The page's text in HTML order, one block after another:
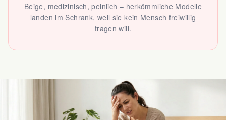
Beige, medizinisch, peinlich – herkömmliche Modelle
landen im Schrank, weil sie kein Mensch freiwillig
tragen will.